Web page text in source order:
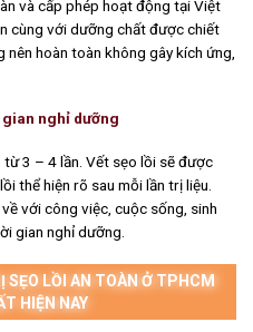
và cấp phép hoạt động tại Việt
cùng với dưỡng chất được chiết
hoàn toàn không gây kích ứng,
gian nghỉ dưỡng
3 – 4 lần. Vết sẹo lồi sẽ được
thể hiện rõ sau mỗi lần trị liệu.
với công việc, cuộc sống, sinh
gian nghỉ dưỡng.
SẸO LỒI AN TOÀN Ở TPHCM
HIỆN NAY